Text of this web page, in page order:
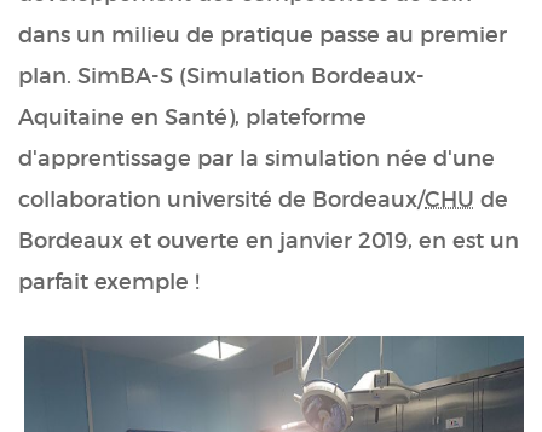
dans un milieu de pratique passe au premier
plan. SimBA-S (Simulation Bordeaux-
Aquitaine en Santé), plateforme
d'apprentissage par la simulation née d'une
collaboration université de Bordeaux/CHU de
Bordeaux et ouverte en janvier 2019, en est un
parfait exemple !